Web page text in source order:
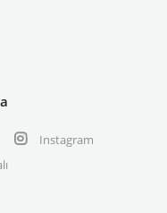
Instagram